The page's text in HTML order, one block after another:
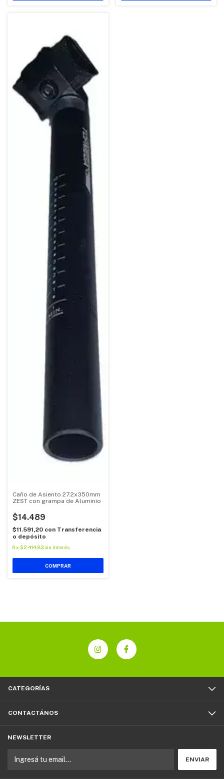
Caño de Asiento 27.2x350mm
ZEST con grampa de Aluminio
$14.489
$11.591,20 con Transferencia
o depósito
6x $2.414,83 sin interés
CATEGORÍAS
CONTACTÁNOS
NEWSLETTER